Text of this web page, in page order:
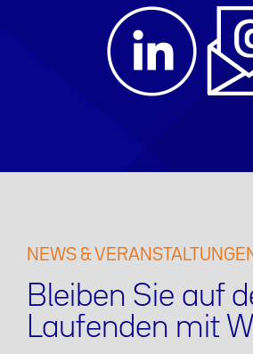
NEWS &
Bleiben Sie auf
Laufenden mit